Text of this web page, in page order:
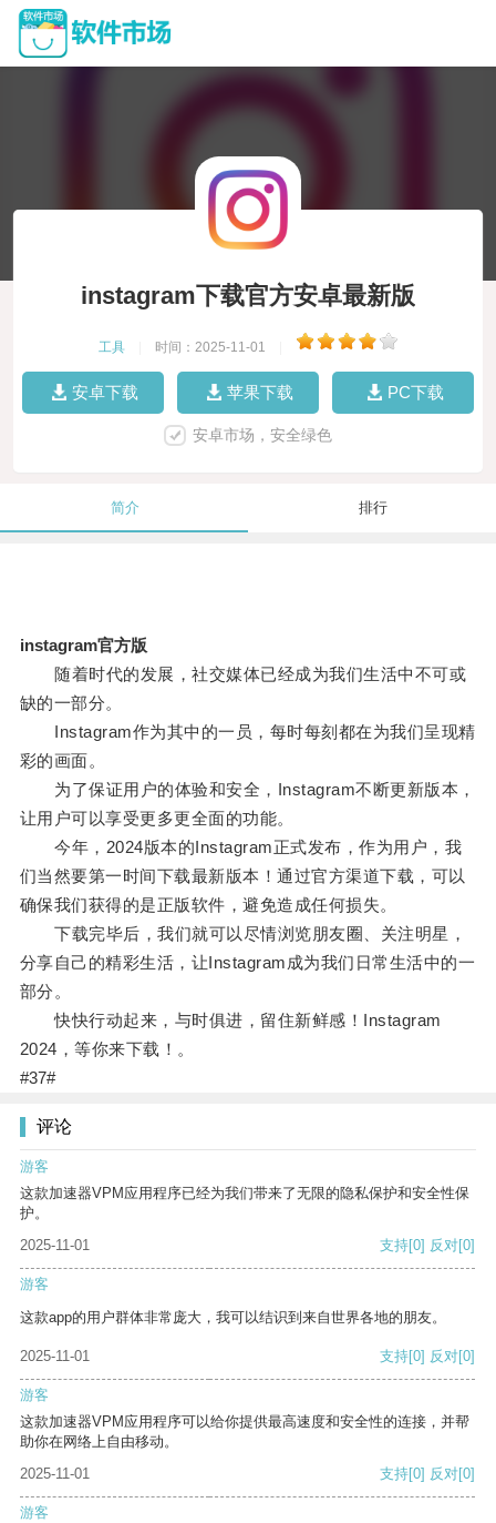
instagram下载官方安卓最新版
工具 时间：2025-11-01
安卓下载 苹果下载 PC下载
安卓市场，安全绿色
简介 排行
instagram官方版
随着时代的发展，社交媒体已经成为我们生活中不可或
缺的一部分。
Instagram作为其中的一员，每时每刻都在为我们呈现精
彩的画面。
为了保证用户的体验和安全，Instagram不断更新版本，
让用户可以享受更多更全面的功能。
今年，2024版本的Instagram正式发布，作为用户，我
们当然要第一时间下载最新版本！通过官方渠道下载，可以
确保我们获得的是正版软件，避免造成任何损失。
下载完毕后，我们就可以尽情浏览朋友圈、关注明星，
分享自己的精彩生活，让Instagram成为我们日常生活中的一
部分。
快快行动起来，与时俱进，留住新鲜感！Instagram
2024，等你来下载！。
#37#
评论
游客
这款加速器VPM应用程序已经为我们带来了无限的隐私保护和安全性保
护。
2025-11-01
支持[0] 反对[0]
游客
这款app的用户群体非常庞大，我可以结识到来自世界各地的朋友。
2025-11-01 支持[0] 反对[0]
游客
这款加速器VPM应用程序可以给你提供最高速度和安全性的连接，并帮
助你在网络上自由移动。
2025-11-01
支持[0] 反对[0]
游客